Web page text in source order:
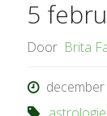
5
Door Brita